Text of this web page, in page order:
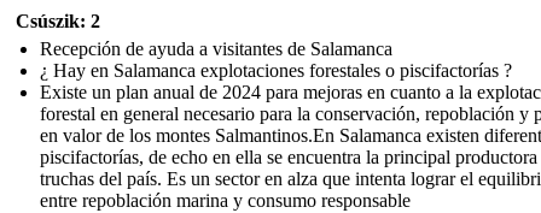
Csúszik: 2
Recepción de ayuda a visitantes de Salamanca
¿ Hay en Salamanca explotaciones forestales o piscifactorías ?
Existe un plan anual de 2024 para mejoras en cuanto a la
forestal en general necesario para la conservación, repoblación y
en valor de los montes Salmantinos.En Salamanca existen
piscifactorías, de echo en ella se encuentra la principal productora
truchas del país. Es un sector en alza que intenta lograr el
entre repoblación marina y consumo responsable